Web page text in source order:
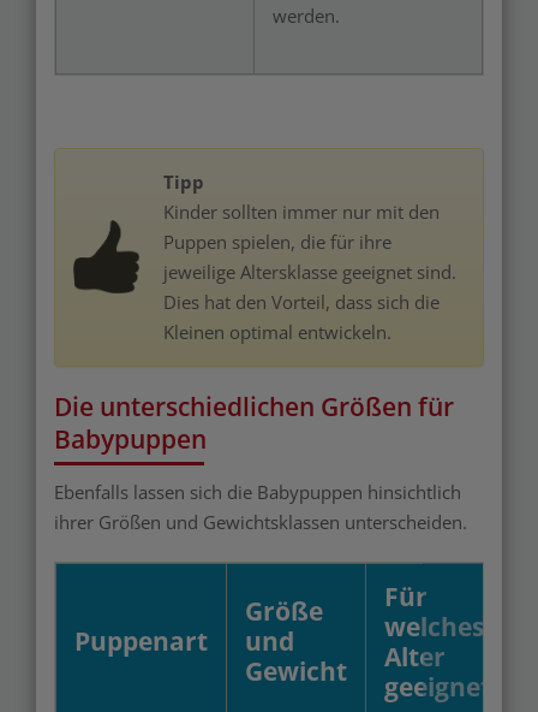
werden.
Tipp
Kinder sollten immer nur mit den
Puppen spielen, die für ihre
jeweilige Altersklasse geeignet sind.
Dies hat den Vorteil, dass sich die
Kleinen optimal entwickeln.
Die unterschiedlichen Größen für
Babypuppen
Ebenfalls lassen sich die Babypuppen hinsichtlich
ihrer Größen und Gewichtsklassen unterscheiden.
Puppenart
Größe
und
Gewicht
Für
welches
Alter
geeignet?